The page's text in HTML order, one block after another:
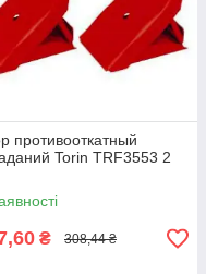
противооткатный
Torin TRF3553 2
₴ 308,44 ₴